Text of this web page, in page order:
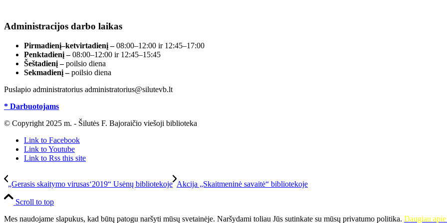
Administracijos darbo laikas
Pirmadienį–ketvirtadienį –08:00–12:00 ir 12:45–17:00
Penktadienį –08:00–12:00 ir 12:45–15:45
Šeštadienį –poilsio diena
Sekmadienį –poilsio diena
Puslapio administratorius administratorius@silutevb.lt
* Darbuotojams
© Copyright 2025 m. - Šilutės F. Bajoraičio viešoji biblioteka
Link to Facebook
Link to Youtube
Link to Rss this site
„Gerasis skaitymo virusas‘2019“ Usėnų bibliotekoje Akcija „Skaitmeninė savaitė“ bibliotekoje
Scroll to top
Mes naudojame slapukus, kad būtų patogu naršyti mūsų svetainėje. Naršydami toliau Jūs sutinkate su mūsų privatumo politika. Daugiau